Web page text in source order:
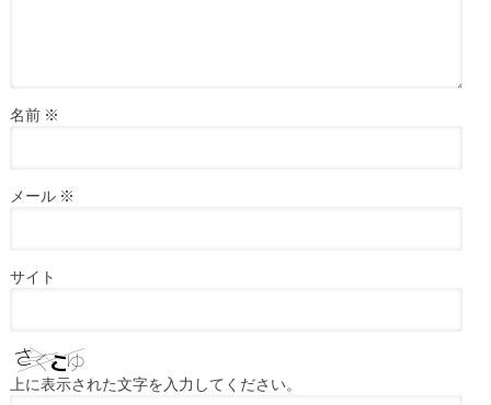
名前 ※
メール ※
サイト
上に表示された文字を入力してください。